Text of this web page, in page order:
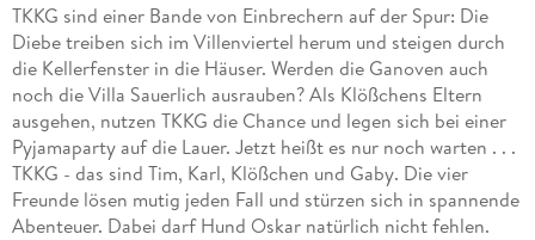
TKKG sind einer Bande von Einbrechern auf der Spur: Die
Diebe treiben sich im Villenviertel herum und steigen durch
die Kellerfenster in die Häuser. Werden die Ganoven auch
noch die Villa Sauerlich ausrauben? Als Klößchens Eltern
ausgehen, nutzen TKKG die Chance und legen sich bei einer
Pyjamaparty auf die Lauer. Jetzt heißt es nur noch warten . . .
TKKG - das sind Tim, Karl, Klößchen und Gaby. Die vier
Freunde lösen mutig jeden Fall und stürzen sich in spannende
Abenteuer. Dabei darf Hund Oskar natürlich nicht fehlen.